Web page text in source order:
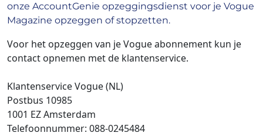
onze AccountGenie opzeggingsdienst voor je Vogue
Magazine opzeggen of stopzetten.
Voor het opzeggen van je Vogue abonnement kun je
contact opnemen met de klantenservice.
Klantenservice Vogue (NL)
Postbus 10985
1001 EZ Amsterdam
Telefoonnummer: 088-0245484